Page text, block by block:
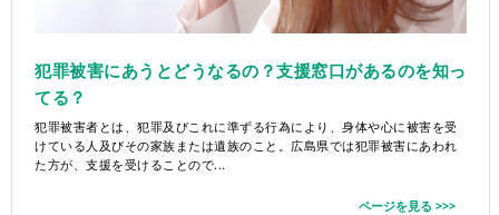
犯罪被害にあうとどうなるの？支援窓口があるのを知っ
てる？
犯罪被害者とは、犯罪及びこれに準ずる行為により、身体や心に被害を受
けている人及びその家族または遺族のこと。広島県では犯罪被害にあわれ
た方が、支援を受けることので...
ページを見る >>>